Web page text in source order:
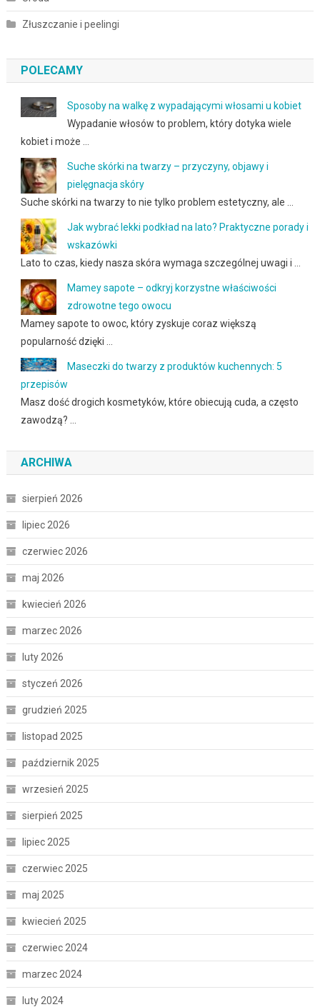
Złuszczanie i peelingi
POLECAMY
Sposoby na walkę z wypadającymi włosami u kobiet
Wypadanie włosów to problem, który dotyka wiele
kobiet i może …
Suche skórki na twarzy – przyczyny, objawy i
pielęgnacja skóry
Suche skórki na twarzy to nie tylko problem estetyczny, ale …
Jak wybrać lekki podkład na lato? Praktyczne porady i
wskazówki
Lato to czas, kiedy nasza skóra wymaga szczególnej uwagi i …
Mamey sapote – odkryj korzystne właściwości
zdrowotne tego owocu
Mamey sapote to owoc, który zyskuje coraz większą
popularność dzięki …
Maseczki do twarzy z produktów kuchennych: 5
przepisów
Masz dość drogich kosmetyków, które obiecują cuda, a często
zawodzą? …
ARCHIWA
sierpień 2026
lipiec 2026
czerwiec 2026
maj 2026
kwiecień 2026
marzec 2026
luty 2026
styczeń 2026
grudzień 2025
listopad 2025
październik 2025
wrzesień 2025
sierpień 2025
lipiec 2025
czerwiec 2025
maj 2025
kwiecień 2025
czerwiec 2024
marzec 2024
luty 2024